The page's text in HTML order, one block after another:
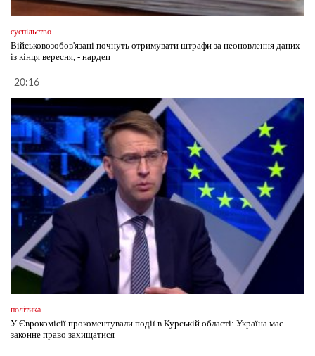
суспільство
Військовозобов'язані почнуть отримувати штрафи за неоновлення даних
із кінця вересня, - нардеп
20:16
політика
У Єврокомісії прокоментували події в Курській області: Україна має
законне право захищатися